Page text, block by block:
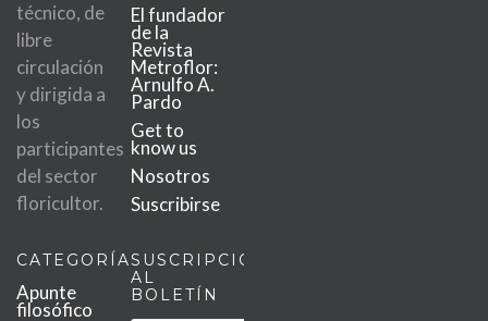
técnico, de
libre
circulación
y dirigida a
los
participantes
del sector
floricultor.
El fundador
de la
Revista
Metroflor:
Arnulfo A.
Pardo
Get to
know us
Nosotros
Suscribirse
CATEGORÍAS
Apunte
filosófico
SUSCRIPCIÓN
AL
BOLETÍN